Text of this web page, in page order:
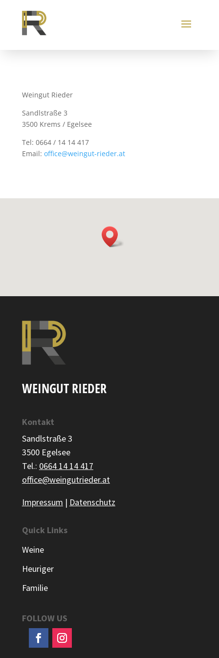
Weingut Rieder
Sandlstraße 3
3500 Krems / Egelsee
Tel: 0664 / 14 14 417
Email: office@weingut-rieder.at
WEINGUT RIEDER
Kontakt
Sandlstraße 3
3500 Egelsee
Tel.: 0664 14 14 417
office@weingutrieder.at
Impressum | Datenschutz
Quick Links
Weine
Heuriger
Familie
FOLLOW US